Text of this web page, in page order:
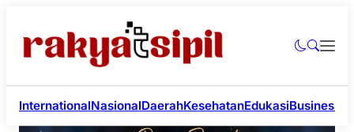
InternationalNasionalDaerahKesehatanEdukasiBusiness